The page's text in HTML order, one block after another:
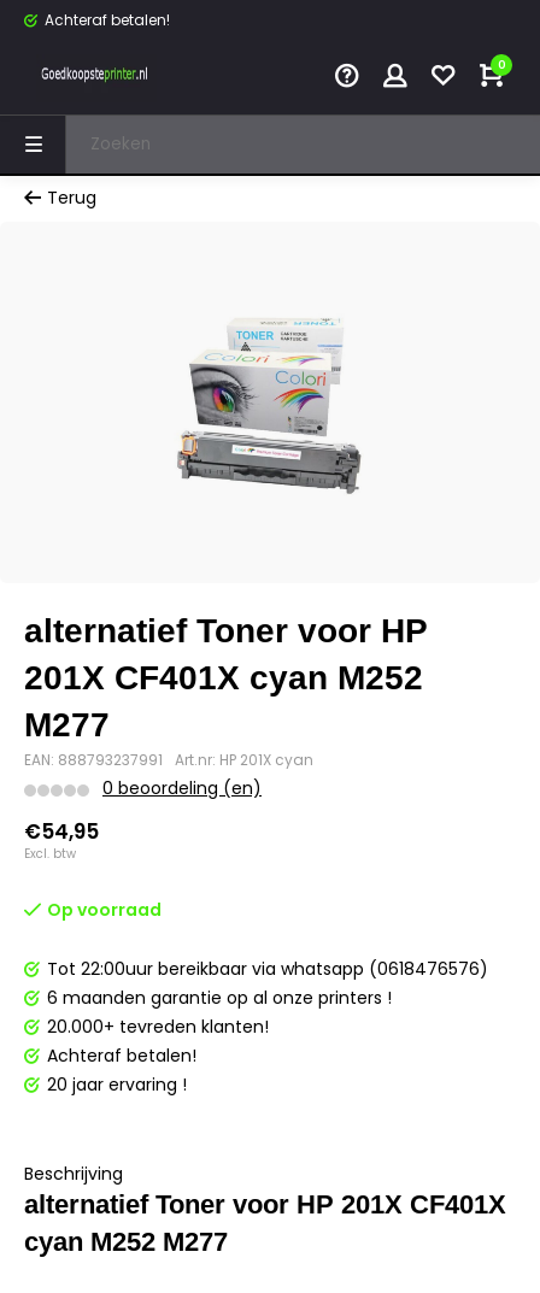
Achteraf betalen!
0
Terug
alternatief Toner voor HP
201X CF401X cyan M252
M277
EAN: 888793237991 Art.nr: HP 201X cyan
0 beoordeling (en)
€54,95
Excl. btw
Op voorraad
Tot 22:00uur bereikbaar via whatsapp (0618476576)
6 maanden garantie op al onze printers !
20.000+ tevreden klanten!
Achteraf betalen!
20 jaar ervaring !
Beschrijving
alternatief Toner voor HP 201X CF401X
cyan M252 M277